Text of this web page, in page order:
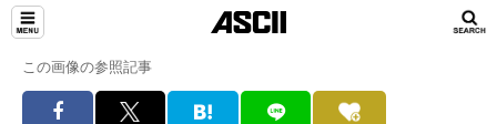
この画像の参照記事